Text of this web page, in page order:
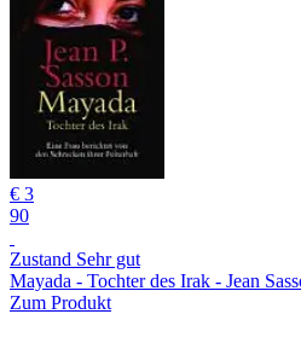
€ 3
90
Zustand Sehr gut
Mayada - Tochter des Irak - Jean
Zum Produkt